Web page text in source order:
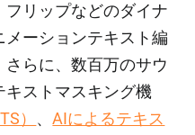
リップなどのダイナ
メーションテキスト編
らに、数百万のサウ
キストマスキング機
） 、AIによるテキス